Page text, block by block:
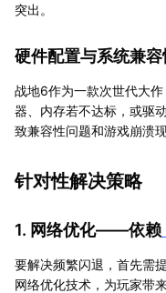
突出。
硬件配置与系统兼容
战地6作为一款次世代大
器、内存若不达标，或驱
致兼容性问题和游戏崩溃现
针对性解决策略
1. 网络优化——依赖
要解决频繁闪退，首先需
网络优化技术，为玩家带